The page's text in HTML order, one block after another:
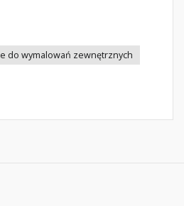
do wymalowań zewnętrznych